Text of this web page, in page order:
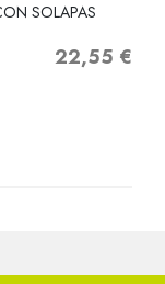
SOLAPAS
Precio
22,55 €